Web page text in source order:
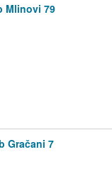
Mlinovi 79
Gračani 7